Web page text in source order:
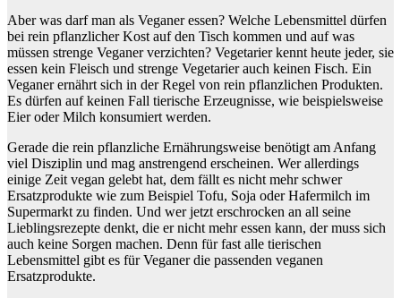
Aber was darf man als Veganer essen? Welche Lebensmittel dürfen
bei rein pflanzlicher Kost auf den Tisch kommen und auf was
müssen strenge Veganer verzichten? Vegetarier kennt heute jeder, sie
essen kein Fleisch und strenge Vegetarier auch keinen Fisch. Ein
Veganer ernährt sich in der Regel von rein pflanzlichen Produkten.
Es dürfen auf keinen Fall tierische Erzeugnisse, wie beispielsweise
Eier oder Milch konsumiert werden.
Gerade die rein pflanzliche Ernährungsweise benötigt am Anfang
viel Disziplin und mag anstrengend erscheinen. Wer allerdings
einige Zeit vegan gelebt hat, dem fällt es nicht mehr schwer
Ersatzprodukte wie zum Beispiel Tofu, Soja oder Hafermilch im
Supermarkt zu finden. Und wer jetzt erschrocken an all seine
Lieblingsrezepte denkt, die er nicht mehr essen kann, der muss sich
auch keine Sorgen machen. Denn für fast alle tierischen
Lebensmittel gibt es für Veganer die passenden veganen
Ersatzprodukte.